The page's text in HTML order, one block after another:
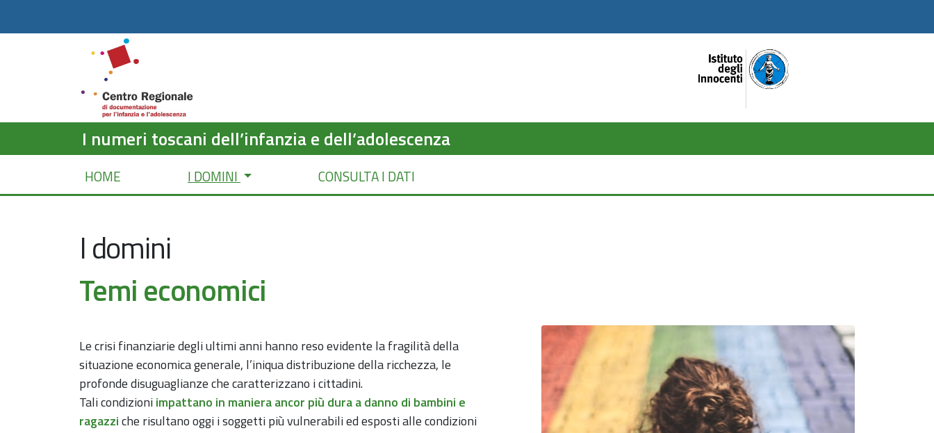
I numeri toscani dell’infanzia e dell’adolescenza
HOME I DOMINI CONSULTA I DATI
I domini
Temi economici
Le crisi finanziarie degli ultimi anni hanno reso evidente la fragilità della
situazione economica generale, l’iniqua distribuzione della ricchezza, le
profonde disuguaglianze che caratterizzano i cittadini.
Tali condizioniimpattano in maniera ancor più dura a danno di bambini e
ragazziche risultano oggi i soggetti più vulnerabili ed esposti alle condizioni